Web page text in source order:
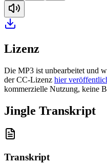
Lizenz
Die MP3 ist unbearbeitet und
der CC-Lizenz hier
kommerzielle Nutzung, keine
Jingle Transkript
Transkript